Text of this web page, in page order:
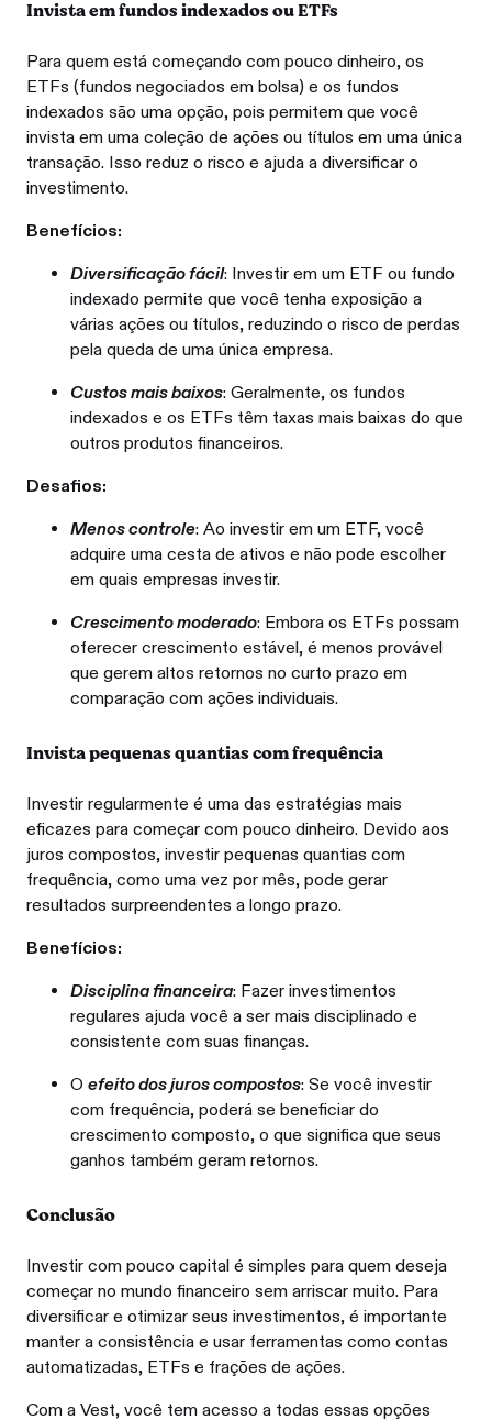
Invista em fundos indexados ou ETFs
Para quem está começando com pouco dinheiro, os
ETFs (fundos negociados em bolsa) e os fundos
indexados são uma opção, pois permitem que você
invista em uma coleção de ações ou títulos em uma única
transação. Isso reduz o risco e ajuda a diversificar o
investimento.
Benefícios:
Diversificação fácil: Investir em um ETF ou fundo
indexado permite que você tenha exposição a
várias ações ou títulos, reduzindo o risco de perdas
pela queda de uma única empresa.
Custos mais baixos: Geralmente, os fundos
indexados e os ETFs têm taxas mais baixas do que
outros produtos financeiros.
Desafios:
Menos controle: Ao investir em um ETF, você
adquire uma cesta de ativos e não pode escolher
em quais empresas investir.
Crescimento moderado: Embora os ETFs possam
oferecer crescimento estável, é menos provável
que gerem altos retornos no curto prazo em
comparação com ações individuais.
Invista pequenas quantias com frequência
Investir regularmente é uma das estratégias mais
eficazes para começar com pouco dinheiro. Devido aos
juros compostos, investir pequenas quantias com
frequência, como uma vez por mês, pode gerar
resultados surpreendentes a longo prazo.
Benefícios:
Disciplina financeira: Fazer investimentos
regulares ajuda você a ser mais disciplinado e
consistente com suas finanças.
O efeito dos juros compostos: Se você investir
com frequência, poderá se beneficiar do
crescimento composto, o que significa que seus
ganhos também geram retornos.
Conclusão
Investir com pouco capital é simples para quem deseja
começar no mundo financeiro sem arriscar muito. Para
diversificar e otimizar seus investimentos, é importante
manter a consistência e usar ferramentas como contas
automatizadas, ETFs e frações de ações.
Com a Vest, você tem acesso a todas essas opções